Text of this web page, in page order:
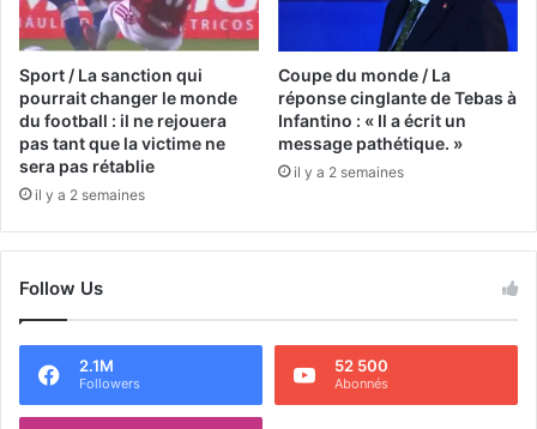
Sport / La sanction qui
pourrait changer le monde
du football : il ne rejouera
pas tant que la victime ne
sera pas rétablie
il y a 2 semaines
Coupe du monde / La
réponse cinglante de Tebas à
Infantino : « Il a écrit un
message pathétique. »
il y a 2 semaines
Follow Us
2.1M
Followers
52 500
Abonnés